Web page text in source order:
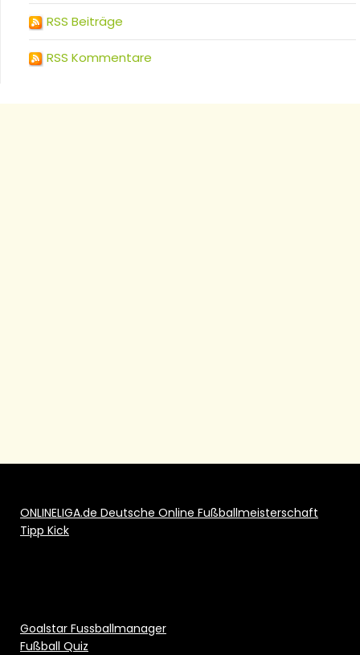
RSS Beiträge
RSS Kommentare
ONLINELIGA.de Deutsche Online Fußballmeisterschaft
Tipp Kick
Goalstar Fussballmanager
Fußball Quiz